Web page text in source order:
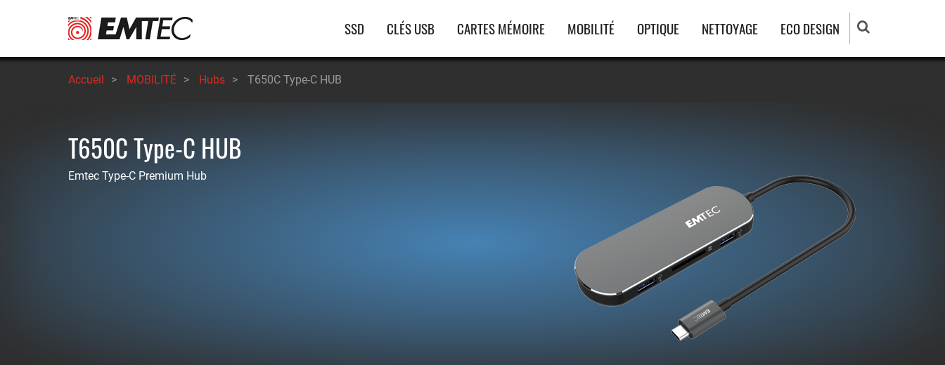
principal
Navigation
principale
SSD CLÉS USB CARTES MÉMOIRE MOBILITÉ OPTIQUE NETTOYAGE ECO DESIGN
Accueil > MOBILITÉ > Hubs > T650C Type-C HUB
T650C Type-C HUB
Emtec Type-C Premium Hub